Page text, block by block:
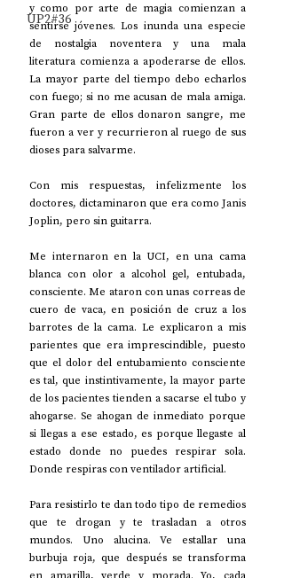
UP2#36
y como por arte de magia comienzan a
sentirse jóvenes. Los inunda una especie
de nostalgia noventera y una mala
literatura comienza a apoderarse de ellos.
La mayor parte del tiempo debo echarlos
con fuego; si no me acusan de mala amiga.
Gran parte de ellos donaron sangre, me
fueron a ver y recurrieron al ruego de sus
dioses para salvarme.
Con mis respuestas, infelizmente los
doctores, dictaminaron que era como Janis
Joplin, pero sin guitarra.
Me internaron en la UCI, en una cama
blanca con olor a alcohol gel, entubada,
consciente. Me ataron con unas correas de
cuero de vaca, en posición de cruz a los
barrotes de la cama. Le explicaron a mis
parientes que era imprescindible, puesto
que el dolor del entubamiento consciente
es tal, que instintivamente, la mayor parte
de los pacientes tienden a sacarse el tubo y
ahogarse. Se ahogan de inmediato porque
si llegas a ese estado, es porque llegaste al
estado donde no puedes respirar sola.
Donde respiras con ventilador artificial.
Para resistirlo te dan todo tipo de remedios
que te drogan y te trasladan a otros
mundos. Uno alucina. Ve estallar una
burbuja roja, que después se transforma